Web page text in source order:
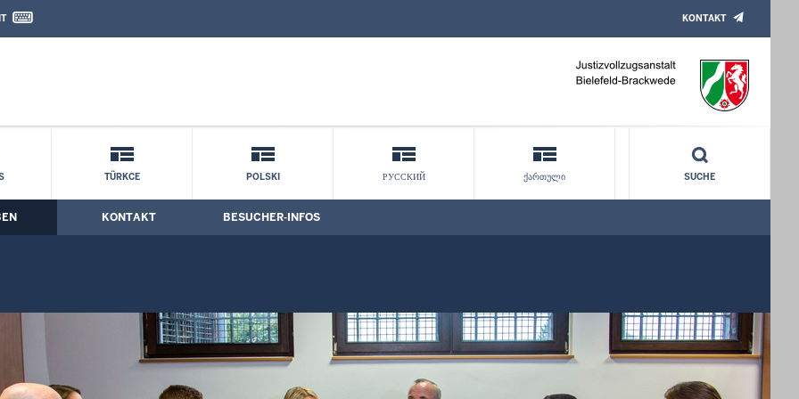
Berufsgruppen
Kontaktformular
KONTAKT
TÜRKCE POLSKI РУССКИЙ ᲥᲐᲠᲗᲣᲚᲘ SUCHE
KONTAKT BESUCHER-INFOS